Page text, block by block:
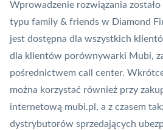
Wprowadzenie rozwiązania
typu family & friends w Diamond
jest dostępna dla wszystkich
dla klientów porównywarki Mubi,
pośrednictwem call center.
można korzystać również przy
internetową mubi.pl, a z czasem
dystrybutorów sprzedających